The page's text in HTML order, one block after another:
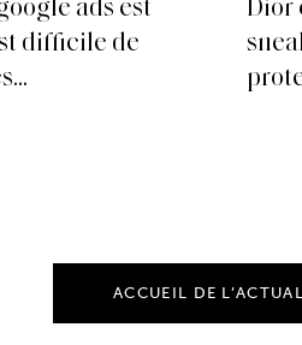
ads est
difficile de
Dior
ACCUEIL DE